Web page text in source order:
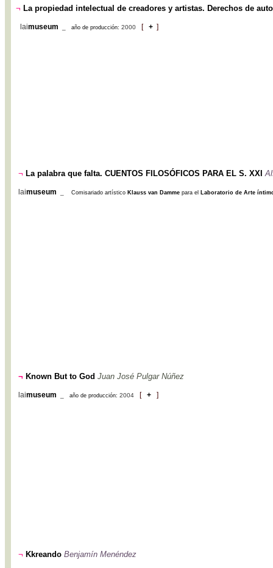
¬ La propiedad intelectual de creadores y artistas. Derechos de
laimuseum año de producción: 2000 [ + ]
¬ La palabra que falta. CUENTOS FILOSÓFICOS PARA EL S. XXI
laimuseum Comisariado artístico Klauss van Damme para el Laboratorio de Arte
¬ Known But to God Juan José Pulgar Núñez
laimuseum año de producción: 2004 [ + ]
¬ Kkreando Benjamín Menéndez